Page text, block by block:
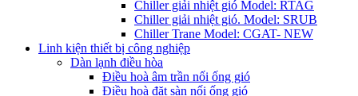
Chiller giải nhiệt gió Model: RTAG
Chiller giải nhiệt gió. Model: SRUB
Chiller Trane Model: CGAT- NEW
Linh kiện thiết bị công nghiệp
Dàn lạnh điều hòa
Điều hoà âm trần nối ống gió
Điều hoà đặt sàn nối ống gió